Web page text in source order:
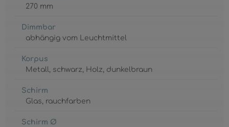
270 mm
Dimmbar
abhängig vom Leuchtmittel
Korpus
Metall , schwarz, Holz, dunkelbraun
Schirm
Glas, rauchfarben
Schirm Ø